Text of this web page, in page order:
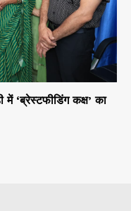
‘ब्रेस्टफीडिंग कक्ष’ का